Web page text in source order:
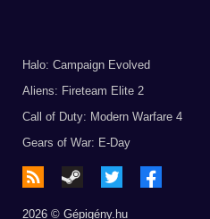
Halo: Campaign Evolved
Aliens: Fireteam Elite 2
Call of Duty: Modern Warfare 4
Gears of War: E-Day
2026 © Gépigény.hu